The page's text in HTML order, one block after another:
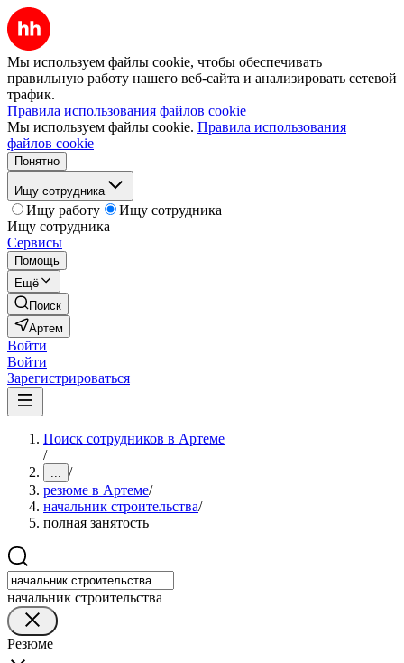
Мы используем файлы cookie, чтобы обеспечивать
правильную работу нашего веб-сайта и анализировать сетевой
трафик.
Правила использования файлов cookie
Мы используем файлы cookie. Правила использования
файлов cookie
Понятно
Ищу сотрудника
Ищу работу
Ищу сотрудника
Ищу сотрудника
Сервисы
Помощь
Ещё
Поиск
Артем
Войти
Войти
Зарегистрироваться
Поиск сотрудников в Артеме
/
... /
резюме в Артеме/
начальник строительства/
полная занятость
начальник строительства
Резюме